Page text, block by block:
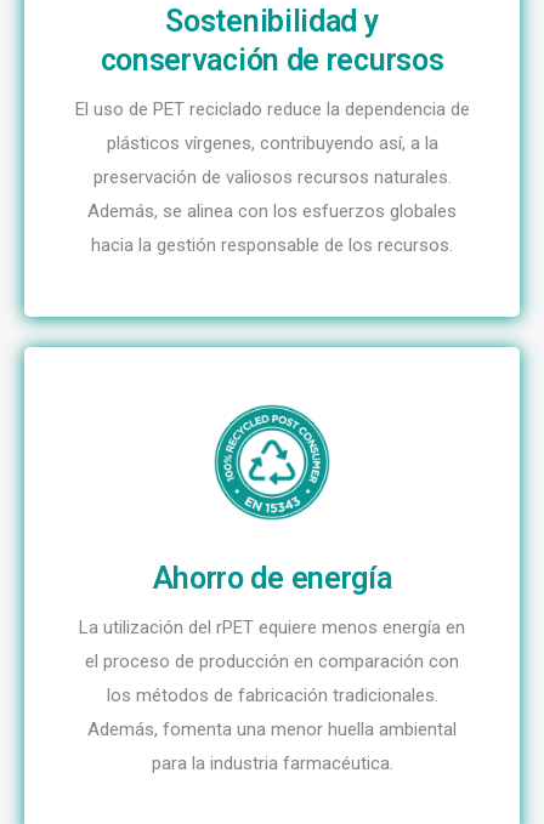
Sostenibilidad y
conservación de recursos
El uso de PET reciclado reduce la dependencia de
plásticos vírgenes, contribuyendo así, a la
preservación de valiosos recursos naturales.
Además, se alinea con los esfuerzos globales
hacia la gestión responsable de los recursos.
Ahorro de energía
La utilización del rPET equiere menos energía en
el proceso de producción en comparación con
los métodos de fabricación tradicionales.
Además, fomenta una menor huella ambiental
para la industria farmacéutica.